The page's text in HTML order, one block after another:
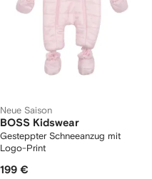
Neue Saison
BOSS Kidswear
Gesteppter Schneeanzug mit
Logo-Print
199 €